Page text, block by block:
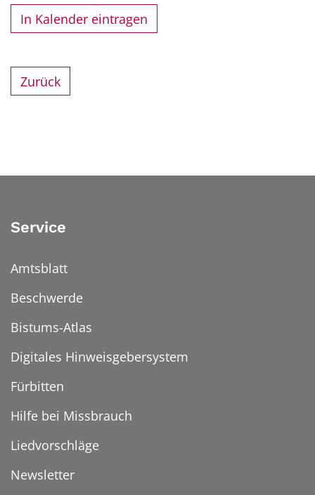
In Kalender eintragen
Zurück
Service
Amtsblatt
Beschwerde
Bistums-Atlas
Digitales Hinweisgebersystem
Fürbitten
Hilfe bei Missbrauch
Liedvorschläge
Newsletter